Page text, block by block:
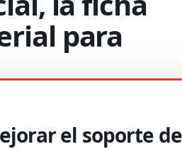
para
el soporte de